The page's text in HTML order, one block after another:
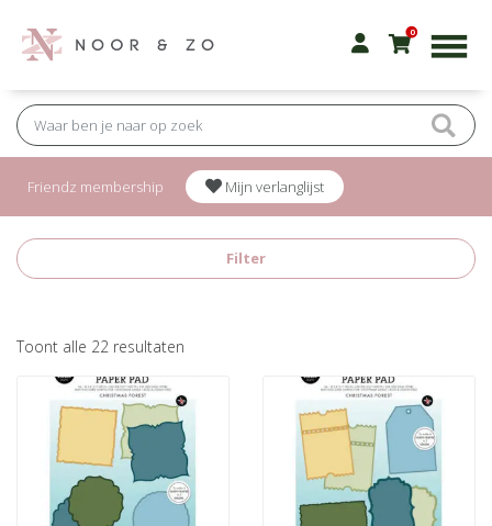
0
Friendz membership Mijn verlanglijst
Filter
Toont alle 22 resultaten
nieuwste